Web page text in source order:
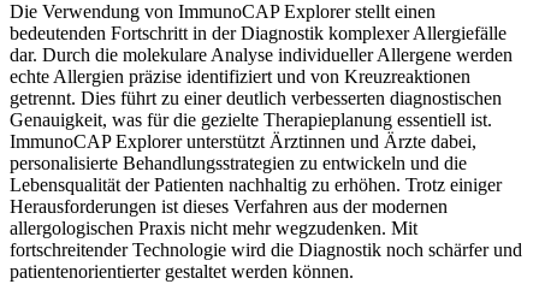
Die Verwendung von ImmunoCAP Explorer stellt einen
bedeutenden Fortschritt in der Diagnostik komplexer Allergiefälle
dar. Durch die molekulare Analyse individueller Allergene werden
echte Allergien präzise identifiziert und von Kreuzreaktionen
getrennt. Dies führt zu einer deutlich verbesserten diagnostischen
Genauigkeit, was für die gezielte Therapieplanung essentiell ist.
ImmunoCAP Explorer unterstützt Ärztinnen und Ärzte dabei,
personalisierte Behandlungsstrategien zu entwickeln und die
Lebensqualität der Patienten nachhaltig zu erhöhen. Trotz einiger
Herausforderungen ist dieses Verfahren aus der modernen
allergologischen Praxis nicht mehr wegzudenken. Mit
fortschreitender Technologie wird die Diagnostik noch schärfer und
patientenorientierter gestaltet werden können.